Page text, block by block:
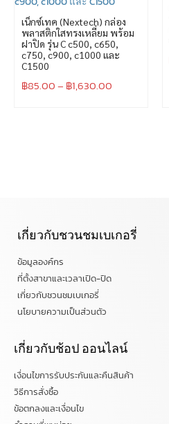
เน็กซ์เทค (Nextech) กล่อง
พลาสติกใสทรงเหลี่ยม พร้อม
ฝาปิด รุ่น C c500, c650,
c750, c900, c1000 และ
C1500
฿85.00– ฿1,630.00
เกี่ยวกับชวนชมเบเกอรี่
ข้อมูลองค์กร
ที่ตั้งสาขาและเวลาเปิด-ปิด
เกี่ยวกับชวนชมเบเกอรี่
นโยบายความเป็นส่วนตัว
เกี่ยวกับช้อป ออนไลน์
เงื่อนไขการรับประกันและคืนสินค้า
วิธีการสั่งซื้อ
ข้อตกลงและเงื่อนไข